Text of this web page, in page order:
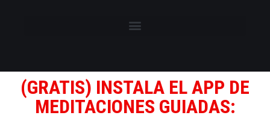
(GRATIS) INSTALA EL APP DE
MEDITACIONES GUIADAS: